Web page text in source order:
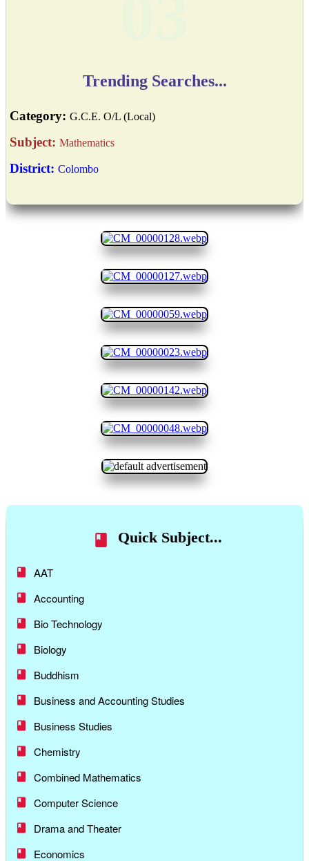
Trending Searches...
Category: G.C.E. O/L (Local)
Subject: Mathematics
District: Colombo
Quick Subject...
AAT
Accounting
Bio Technology
Biology
Buddhism
Business and Accounting Studies
Business Studies
Chemistry
Combined Mathematics
Computer Science
Drama and Theater
Economics